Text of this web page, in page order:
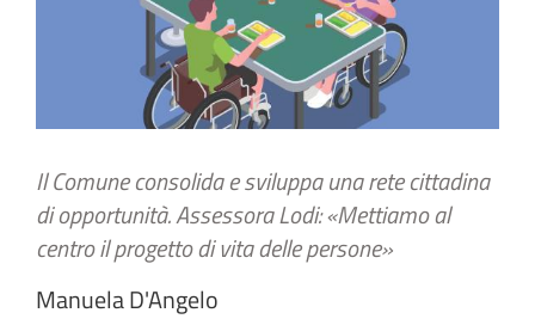
Il Comune consolida e sviluppa una rete cittadina
di opportunità. Assessora Lodi: «Mettiamo al
centro il progetto di vita delle persone»
Manuela D'Angelo